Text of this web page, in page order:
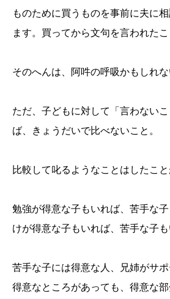
ものために買うものを事前に夫に
ます。買ってから文句を言われたこ
そのへんは、阿吽の呼吸かもしれな
ただ、子どもに対して「言わない
ば、きょうだいで比べないこと。
比較して叱るようなことはしたこと
勉強が得意な子もいれば、苦手な
けが得意な子もいれば、苦手な子も
苦手な子には得意な人、兄姉がサ
得意なところがあっても、得意な